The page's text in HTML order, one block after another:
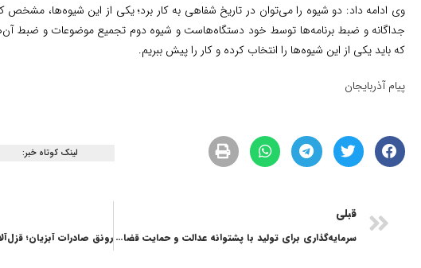
وی ادامه داد: دو شیوه را می‌توان در تاریخ شفاهی به کار برد؛ یکی از این شیوه‌ها،
جداگانه و ضبط برنامه‌ها توسط خود دستگاه‌هاست و شیوه دوم تجمیع موضوعات و ضبط
که باید یکی از این شیوه‌ها را انتخاب کرده و کار را پیش ببریم.
پیام آذربایجان
لینک کوتاه خبر:
قبلی
سرمایه‌گذاری برای تولید با پشتوانه عدالت و حمایت قضایی